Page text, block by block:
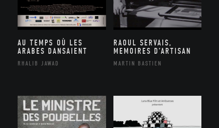
AU TEMPS OÙ LES
ARABES DANSAIENT
RHALIB JAWAD
RAOUL SERVAIS,
MEMOIRES D’ARTISAN
MARTIN BASTIEN